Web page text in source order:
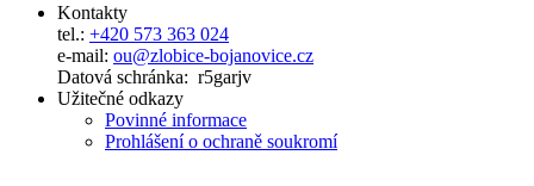
Kontakty
tel.: +420 573 363 024
e-mail: ou@zlobice-bojanovice.cz
Datová schránka: r5garjv
Užitečné odkazy
Povinné informace
Prohlášení o ochraně soukromí